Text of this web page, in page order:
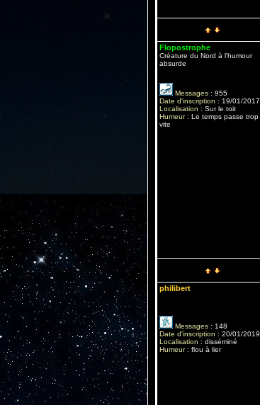
Flopostrophe
Créature du Nord à l'humour
absurde
Messages: 955
Date d'inscription : 19/01/2017
Localisation : Sur le toit
Humeur: Le temps passe trop
vite
philibert
Messages: 148
Date d'inscription : 20/01/2019
Localisation : disséminé
Humeur: flou à lier